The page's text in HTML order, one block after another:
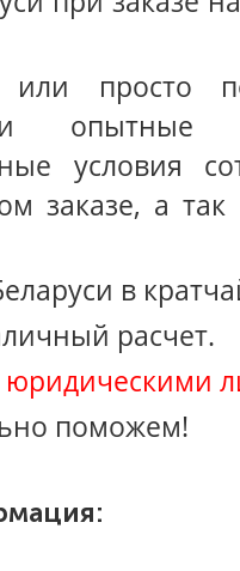
или просто
опытные
условия
заказе, а так
в
расчет.
юридическими
поможем!